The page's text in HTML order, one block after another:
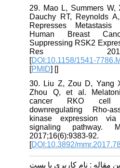
29. Mao L, Summers
Dauchy RT, Reynolds
Represses
Human Breast
Suppressing RSK2
Res
[DOI:10.1158/1541-
[PMID] [
30. Liu Z, Zou D,
Zhou Q, et al.
cancer RKO cell
downregulating
kinase expression
signaling
2017;16(6):9383-92.
[DOI:10.3892/
مقاله : نام کاربری یا پست